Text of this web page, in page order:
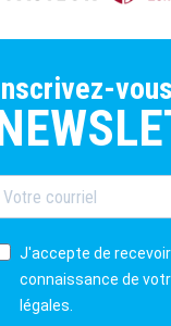
J'accepte de
connaissance de
légales.